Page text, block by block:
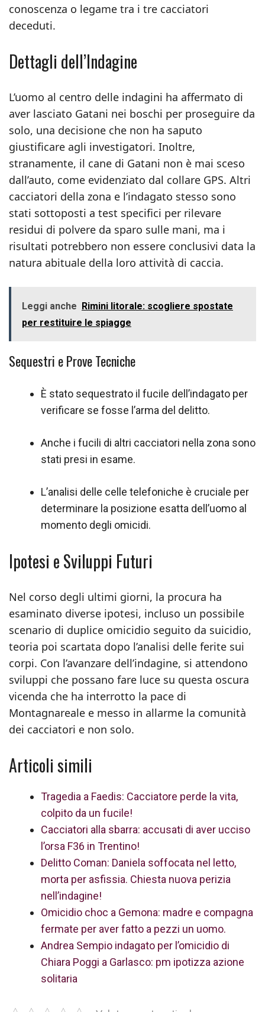
conoscenza o legame tra i tre cacciatori
deceduti.
Dettagli dell’Indagine
L’uomo al centro delle indagini ha affermato di
aver lasciato Gatani nei boschi per proseguire da
solo, una decisione che non ha saputo
giustificare agli investigatori. Inoltre,
stranamente, il cane di Gatani non è mai sceso
dall’auto, come evidenziato dal collare GPS. Altri
cacciatori della zona e l’indagato stesso sono
stati sottoposti a test specifici per rilevare
residui di polvere da sparo sulle mani, ma i
risultati potrebbero non essere conclusivi data la
natura abituale della loro attività di caccia.
Leggi anche Rimini litorale: scogliere spostate
per restituire le spiagge
Sequestri e Prove Tecniche
È stato sequestrato il fucile dell’indagato per
verificare se fosse l’arma del delitto.
Anche i fucili di altri cacciatori nella zona sono
stati presi in esame.
L’analisi delle celle telefoniche è cruciale per
determinare la posizione esatta dell’uomo al
momento degli omicidi.
Ipotesi e Sviluppi Futuri
Nel corso degli ultimi giorni, la procura ha
esaminato diverse ipotesi, incluso un possibile
scenario di duplice omicidio seguito da suicidio,
teoria poi scartata dopo l’analisi delle ferite sui
corpi. Con l’avanzare dell’indagine, si attendono
sviluppi che possano fare luce su questa oscura
vicenda che ha interrotto la pace di
Montagnareale e messo in allarme la comunità
dei cacciatori e non solo.
Articoli simili
Tragedia a Faedis: Cacciatore perde la vita,
colpito da un fucile!
Cacciatori alla sbarra: accusati di aver ucciso
l’orsa F36 in Trentino!
Delitto Coman: Daniela soffocata nel letto,
morta per asfissia. Chiesta nuova perizia
nell’indagine!
Omicidio choc a Gemona: madre e compagna
fermate per aver fatto a pezzi un uomo.
Andrea Sempio indagato per l’omicidio di
Chiara Poggi a Garlasco: pm ipotizza azione
solitaria